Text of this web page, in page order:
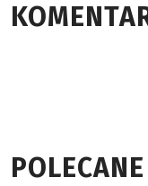
POLECANE